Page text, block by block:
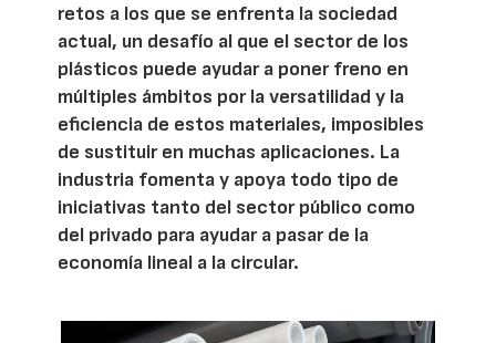
retos a los que se enfrenta la sociedad
actual, un desafío al que el sector de los
plásticos puede ayudar a poner freno en
múltiples ámbitos por la versatilidad y la
eficiencia de estos materiales, imposibles
de sustituir en muchas aplicaciones. La
industria fomenta y apoya todo tipo de
iniciativas tanto del sector público como
del privado para ayudar a pasar de la
economía lineal a la circular.